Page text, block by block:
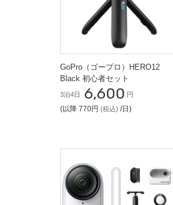
GoPro（ゴープロ）HERO12
Black 初心者セット
3泊4日 6,600 円
(以降 770円 (税込) /日)